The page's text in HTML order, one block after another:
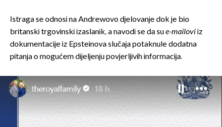
Istraga se odnosi na Andrewovo djelovanje dok je bio
britanski trgovinski izaslanik, a navodi se da sue-mailoviiz
dokumentacije iz Epsteinova slučaja potaknule dodatna
pitanja o mogućem dijeljenju povjerljivih informacija.